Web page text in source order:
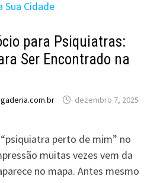
para Psiquiatras:
Ser Encontrado na
dezembro 7, 2025
perto de mim” no
muitas vezes vem da
no mapa. Antes mesmo